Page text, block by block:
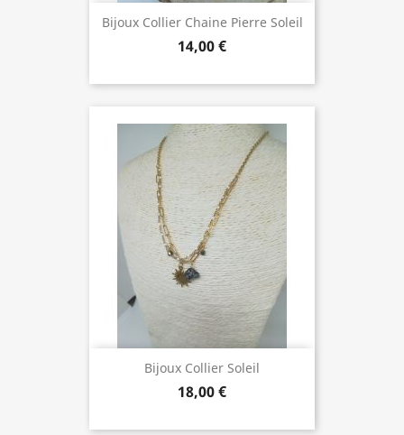
Bijoux Collier Chaine Pierre Soleil
14,00 €
Bijoux Collier Soleil
18,00 €